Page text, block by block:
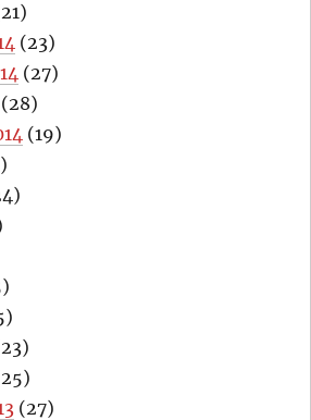
(23)
(27)
(28)
(19)
(27)